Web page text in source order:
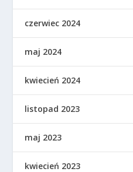
czerwiec 2024
maj 2024
kwiecień 2024
listopad 2023
maj 2023
kwiecień 2023